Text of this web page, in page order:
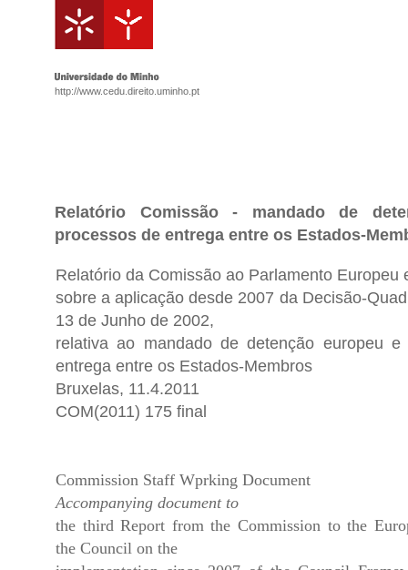
http://www.cedu.direito.uminho.pt
Relatório Comissão - mandado de
processos de entrega entre os Estados-
Relatório da Comissão ao Parlamento Europeu
sobre a aplicação desde 2007 da Decisão-
13 de Junho de 2002,
relativa ao mandado de detenção europeu
entrega entre os Estados-Membros
Bruxelas, 11.4.2011
COM(2011) 175 final
Commission Staff Wprking Document
Accompanying document to
the third Report from the Commission to the
the Council on the